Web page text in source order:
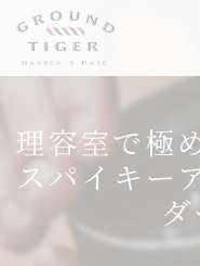
理容室で極
スパイキー